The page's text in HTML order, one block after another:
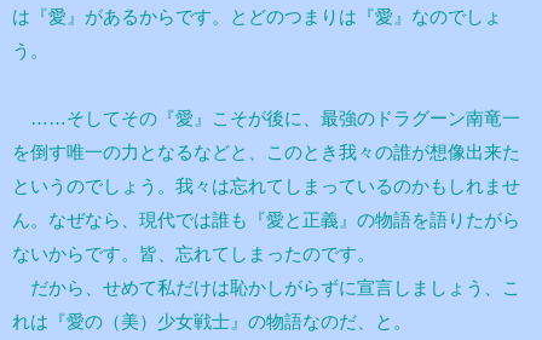
は『愛』があるからです。とどのつまりは『愛』なのでしょ
う。
……そしてその『愛』こそが後に、最強のドラグーン南竜一
を倒す唯一の力となるなどと、このとき我々の誰が想像出来た
というのでしょう。我々は忘れてしまっているのかもしれませ
ん。なぜなら、現代では誰も『愛と正義』の物語を語りたがら
ないからです。皆、忘れてしまったのです。
だから、せめて私だけは恥かしがらずに宣言しましょう、こ
れは『愛の（美）少女戦士』の物語なのだ、と。